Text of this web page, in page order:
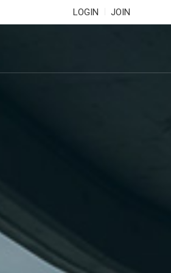
LOGIN JOIN